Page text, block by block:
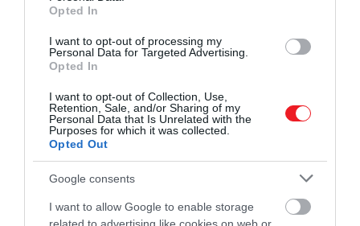
Opted In
I want to opt-out of processing my
Personal Data for Targeted Advertising.
Opted In
I want to opt-out of Collection, Use,
Retention, Sale, and/or Sharing of my
Personal Data that Is Unrelated with the
Purposes for which it was collected.
Opted Out
Google consents
I want to allow Google to enable storage
nem töltöttek annyi időt
gyakran keresték az
elpusztult társukat
– írják az Amerikai Egyesült Államokban található
Oakland Egyetem kutatói.